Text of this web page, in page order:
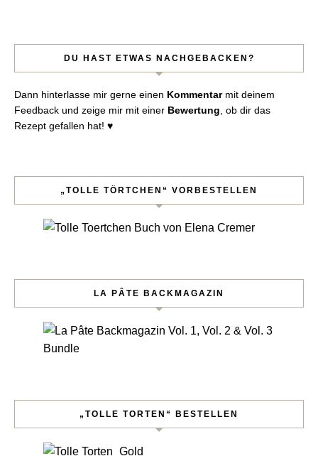
DU HAST ETWAS NACHGEBACKEN?
Dann hinterlasse mir gerne einen Kommentarmit deinem
Feedback und zeige mir mit einer Bewertung , ob dir das
Rezept gefallen hat! ♥︎
„TOLLE TÖRTCHEN“ VORBESTELLEN
LA PÂTE BACKMAGAZIN
„TOLLE TORTEN“ BESTELLEN